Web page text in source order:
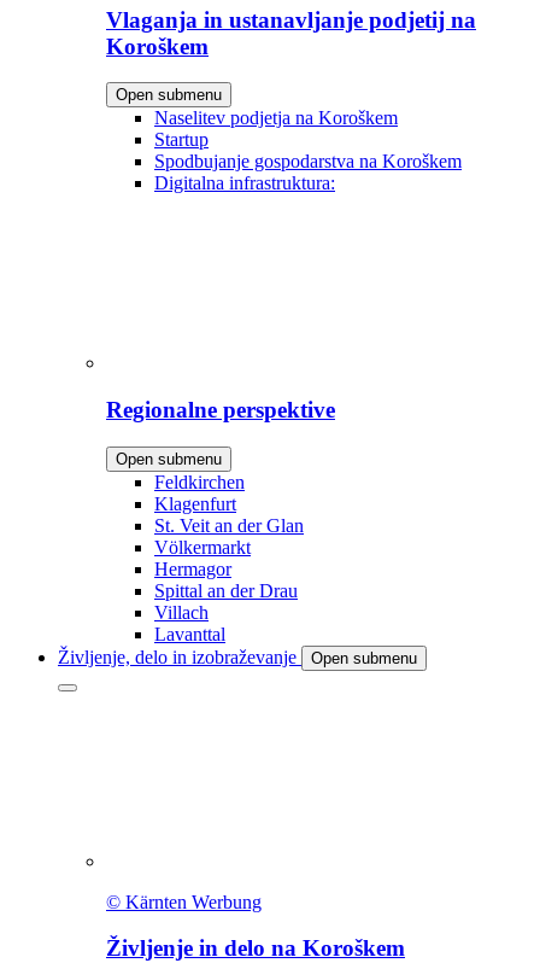
Vlaganja in ustanavljanje podjetij na
Koroškem
Open submenu
Naselitev podjetja na Koroškem
Startup
Spodbujanje gospodarstva na Koroškem
Digitalna infrastruktura:
Regionalne perspektive
Open submenu
Feldkirchen
Klagenfurt
St. Veit an der Glan
Völkermarkt
Hermagor
Spittal an der Drau
Villach
Lavanttal
Življenje, delo in izobraževanje
Open submenu
© Kärnten Werbung
Življenje in delo na Koroškem